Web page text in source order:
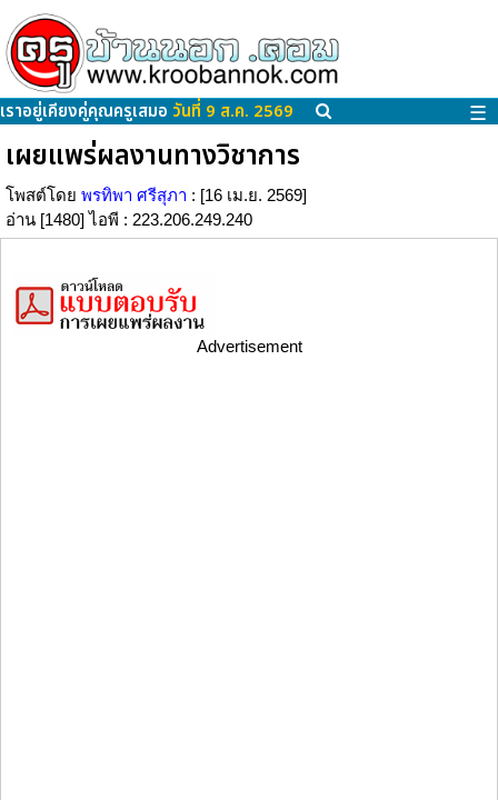
เราอยู่เคียงคู่คุณครูเสมอ วันที่ 9 ส.ค. 2569 ☰
เผยแพร่ผลงานทางวิชาการ
โพสต์โดย พรทิพา ศรีสุภา : [16 เม.ย. 2569]
อ่าน [1480] ไอพี : 223.206.249.240
Advertisement